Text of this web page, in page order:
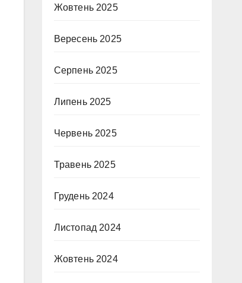
Жовтень 2025
Вересень 2025
Серпень 2025
Липень 2025
Червень 2025
Травень 2025
Грудень 2024
Листопад 2024
Жовтень 2024